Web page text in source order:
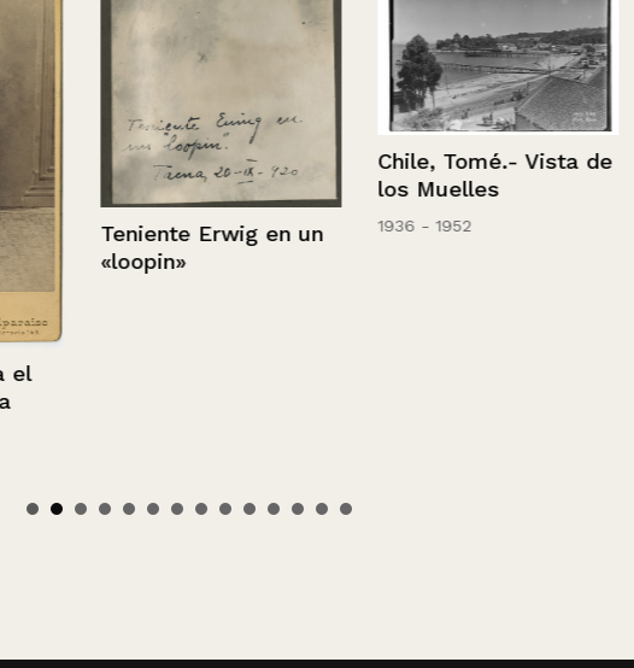
Teniente Erwig en un
«loopin»
Chile, Tomé.- Vista de
los Muelles
1936 - 1952